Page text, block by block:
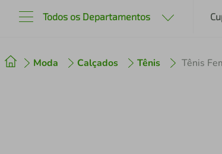
Todos os Departamentos
Moda Calçados Tênis Tênis
2 cafeteira